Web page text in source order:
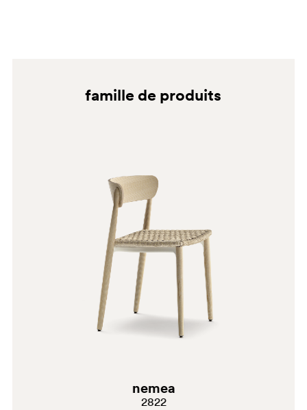
famille de produits
nemea
2822